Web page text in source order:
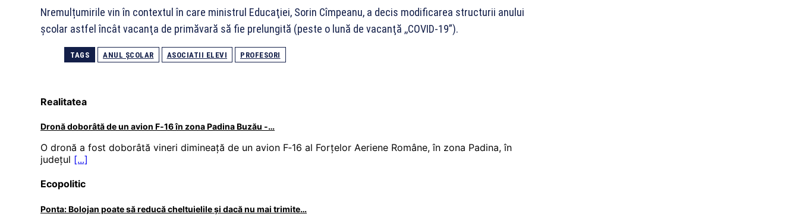
Nremulțumirile vin în contextul în care ministrul Educaţiei, Sorin Cîmpeanu, a decis modificarea structurii anului
şcolar astfel încât vacanţa de primăvară să fie prelungită (peste o lună de vacanţă ,,COVID-19”).
TAGS ANUL ȘCOLAR ASOCIATII ELEVI PROFESORI
Realitatea
Dronă doborâtă de un avion F‑16 în zona Padina Buzău -…
O dronă a fost doborâtă vineri dimineață de un avion F‑16 al Forțelor Aeriene Române, în zona Padina, în
județul [...]
Ecopolitic
Ponta: Bolojan poate să reducă cheltuielile şi dacă nu mai trimite…